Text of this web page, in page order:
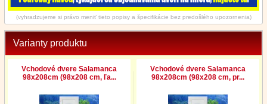
(vyhradzujeme si právo meniť tieto popisy a špecifikácie bez predošlého upozornenia)
Varianty produktu
Vchodové dvere Salamanca
98x208cm (98x208 cm, ľa...
Vchodové dvere Salamanca
98x208cm (98x208 cm, pr...